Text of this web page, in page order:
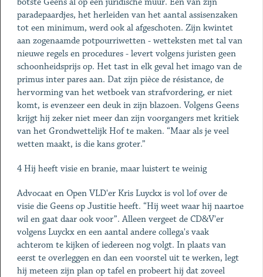
paradepaardjes, het herleiden van het aantal assisenzaken
tot een minimum, werd ook al afgeschoten. Zijn kwintet
aan zogenaamde potpourriwetten - wetteksten met tal van
nieuwe regels en procedures - levert volgens juristen geen
schoonheidsprijs op. Het tast in elk geval het imago van de
primus inter pares aan. Dat zijn pièce de résistance, de
hervorming van het wetboek van strafvordering, er niet
komt, is evenzeer een deuk in zijn blazoen. Volgens Geens
krijgt hij zeker niet meer dan zijn voorgangers met kritiek
van het Grondwettelijk Hof te maken. “Maar als je veel
wetten maakt, is die kans groter.”
4 Hij heeft ­visie en ­branie, maar luistert te weinig
Advocaat en Open VLD'er Kris Luyckx is vol lof over de
visie die Geens op Justitie heeft. “Hij weet waar hij naartoe
wil en gaat daar ook voor”. Alleen vergeet de CD&V'er
volgens Luyckx en een aantal andere collega's vaak
achterom te kijken of iedereen nog volgt. In plaats van
eerst te overleggen en dan een voorstel uit te werken, legt
hij meteen zijn plan op tafel en probeert hij dat zoveel